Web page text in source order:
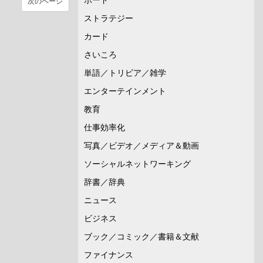
ストラテジー
カード
さいころ
単語／トリビア／雑学
エンターテインメント
教育
仕事効率化
写真／ビデオ／メディア＆動画
ソーシャルネットワーキング
辞書／辞典
ニュース
ビジネス
ブック／コミック／書籍＆文献
ファイナンス